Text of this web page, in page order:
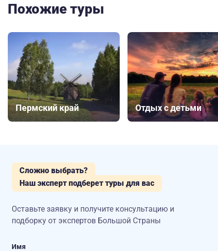
Похожие туры
Пермский край Отдых с детьми
Сложно выбрать?
Наш эксперт подберет туры для вас
Оставьте заявку и получите консультацию и
подборку от экспертов Большой Страны
Имя